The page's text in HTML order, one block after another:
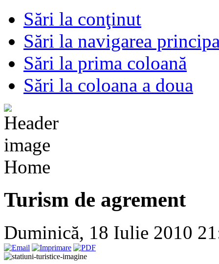
Sări la conţinut
Sări la navigarea
Sări la prima coloană
Sări la coloana a doua
Home
Turism de agrement
Duminică, 18 Iulie 2010